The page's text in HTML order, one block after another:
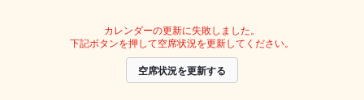
カレンダーの更新に失敗しました。
下記ボタンを押して空席状況を更新してください。
空席状況を更新する